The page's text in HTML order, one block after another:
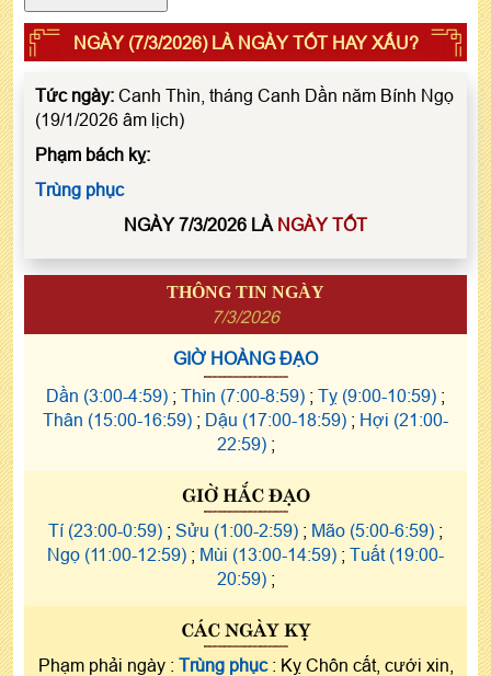
NGÀY (7/3/2026) LÀ NGÀY TỐT HAY XẤU?
Tức ngày: Canh Thìn, tháng Canh Dần năm Bính Ngọ
(19/1/2026 âm lịch)
Phạm bách kỵ:
Trùng phục
NGÀY 7/3/2026 LÀ NGÀY TỐT
THÔNG TIN NGÀY
7/3/2026
GIỜ HOÀNG ĐẠO
Dần (3:00-4:59) ; Thìn (7:00-8:59) ; Tỵ (9:00-10:59) ;
Thân (15:00-16:59) ; Dậu (17:00-18:59) ; Hợi (21:00-
22:59);
GIỜ HẮC ĐẠO
Tí (23:00-0:59) ; Sửu (1:00-2:59) ; Mão (5:00-6:59) ;
Ngọ (11:00-12:59) ; Mùi (13:00-14:59) ; Tuất (19:00-
20:59);
CÁC NGÀY KỴ
Phạm phải ngày : Trùng phục: Kỵ Chôn cất, cưới xin,